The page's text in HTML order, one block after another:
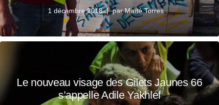
1 décembre 2018 parMaïté Torres
Le nouveau visage des Gilets Jaunes 66
s’appelle Adile Yakhlef